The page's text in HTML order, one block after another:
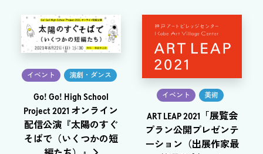
イベント 演劇・ダンス
Go! Go! High School
Project 2021 オンライン
配信公演『太陽のすぐ
そばで（いくつかの短
イベント 美術
ART LEAP 2021「展覧会
プラン公開プレゼンテ
ーション（出展作家最